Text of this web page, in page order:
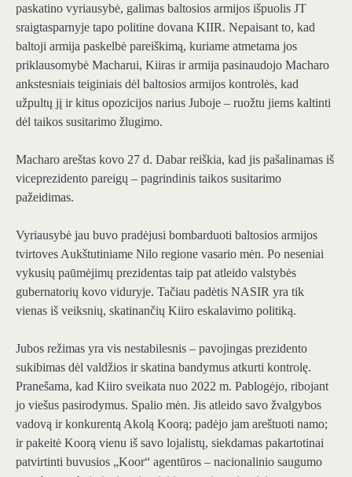
paskatino vyriausybė, galimas baltosios armijos išpuolis JT
sraigtasparnyje tapo politine dovana KIIR. Nepaisant to, kad
baltoji armija paskelbė pareiškimą, kuriame atmetama jos
priklausomybė Macharui, Kiiras ir armija pasinaudojo Macharo
ankstesniais teiginiais dėl baltosios armijos kontrolės, kad
užpultų jį ir kitus opozicijos narius Juboje – ruožtu jiems kaltinti
dėl taikos susitarimo žlugimo.
Macharo areštas kovo 27 d. Dabar reiškia, kad jis pašalinamas iš
viceprezidento pareigų – pagrindinis taikos susitarimo
pažeidimas.
Vyriausybė jau buvo pradėjusi bombarduoti baltosios armijos
tvirtoves Aukštutiniame Nilo regione vasario mėn. Po neseniai
vykusių paūmėjimų prezidentas taip pat atleido valstybės
gubernatorių kovo viduryje. Tačiau padėtis NASIR yra tik
vienas iš veiksnių, skatinančių Kiiro eskalavimo politiką.
Jubos režimas yra vis nestabilesnis – pavojingas prezidento
sukibimas dėl valdžios ir skatina bandymus atkurti kontrolę.
Pranešama, kad Kiiro sveikata nuo 2022 m. Pablogėjo, ribojant
jo viešus pasirodymus. Spalio mėn. Jis atleido savo žvalgybos
vadovą ir konkurentą Akolą Koorą; padėjo jam areštuoti namo;
ir pakeitė Koorą vienu iš savo lojalistų, siekdamas pakartotinai
patvirtinti buvusios „Koor“ agentūros – nacionalinio saugumo